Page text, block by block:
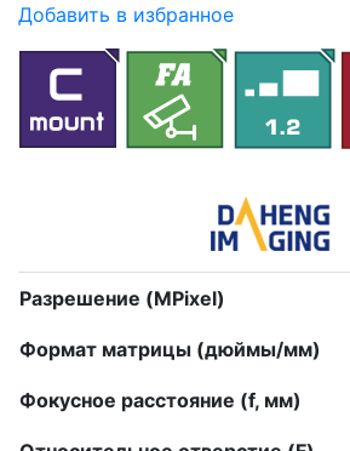
Добавить в избранное
Разрешение (MPixel)
Формат матрицы (дюймы/мм)
Фокусное расстояние (f, мм)